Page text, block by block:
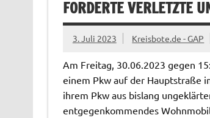
FORDERTE VERLETZTE
3. Juli 2023 Kreisbote.de - GAP
Am Freitag, 30.06.2023 gegen
einem Pkw auf der Hauptstraße
ihrem Pkw aus bislang
entgegenkommendes